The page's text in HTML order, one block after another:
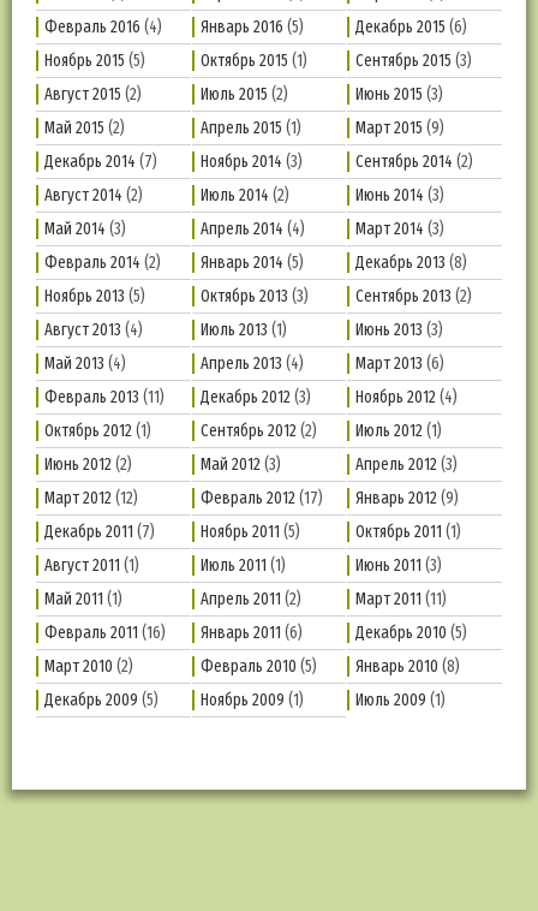
Февраль 2016 (4) Январь 2016 (5) Декабрь 2015 (6)
Ноябрь 2015 (5) Октябрь 2015 (1) Сентябрь 2015 (3)
Август 2015 (2) Июль 2015 (2) Июнь 2015 (3)
Май 2015 (2) Апрель 2015 (1) Март 2015 (9)
Декабрь 2014 (7) Ноябрь 2014 (3) Сентябрь 2014 (2)
Август 2014 (2) Июль 2014 (2) Июнь 2014 (3)
Май 2014 (3) Апрель 2014 (4) Март 2014 (3)
Февраль 2014 (2) Январь 2014 (5) Декабрь 2013 (8)
Ноябрь 2013 (5) Октябрь 2013 (3) Сентябрь 2013 (2)
Август 2013 (4) Июль 2013 (1) Июнь 2013 (3)
Май 2013 (4) Апрель 2013 (4) Март 2013 (6)
Февраль 2013 (11) Декабрь 2012(3) Ноябрь 2012(4)
Октябрь 2012(1) Сентябрь 2012(2) Июль 2012(1)
Июнь 2012(2) Май 2012(3) Апрель 2012(3)
Март 2012(12) Февраль 2012(17) Январь 2012(9)
Декабрь 2011 (7) Ноябрь 2011 (5) Октябрь 2011 (1)
Август 2011 (1) Июль 2011 (1) Июнь 2011 (3)
Май 2011 (1) Апрель 2011 (2) Март 2011 (11)
Февраль 2011 (16) Январь 2011 (6) Декабрь 2010 (5)
Март 2010 (2) Февраль 2010 (5) Январь 2010 (8)
Декабрь 2009 (5) Ноябрь 2009 (1) Июль 2009 (1)